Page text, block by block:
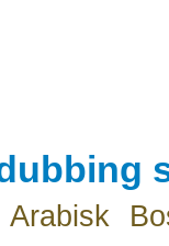
Arabisk